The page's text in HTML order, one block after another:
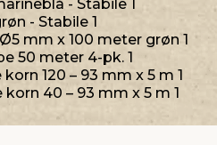
- Stabile 1
- Stabile 1
mm x 100 meter grøn 1
50 meter 4-pk. 1
120 – 93 mm x 5 m 1
40 – 93 mm x 5 m 1